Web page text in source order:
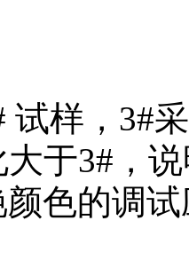
试样，3#
于3#，
色的调